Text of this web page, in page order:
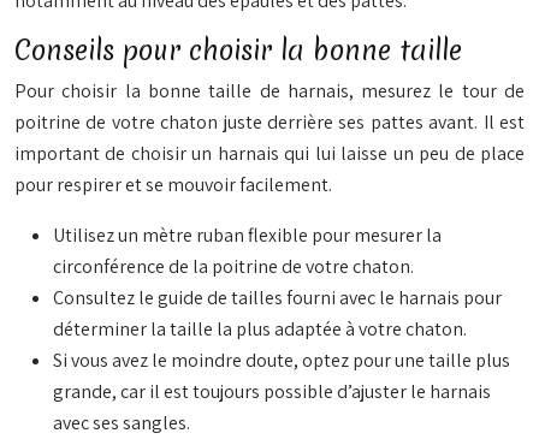
Conseils pour choisir la bonne taille
Pour choisir la bonne taille de harnais, mesurez le tour de
poitrine de votre chaton juste derrière ses pattes avant. Il est
important de choisir un harnais qui lui laisse un peu de place
pour respirer et se mouvoir facilement.
Utilisez un mètre ruban flexible pour mesurer la
circonférence de la poitrine de votre chaton.
Consultez le guide de tailles fourni avec le harnais pour
déterminer la taille la plus adaptée à votre chaton.
Si vous avez le moindre doute, optez pour une taille plus
grande, car il est toujours possible d’ajuster le harnais
avec ses sangles.